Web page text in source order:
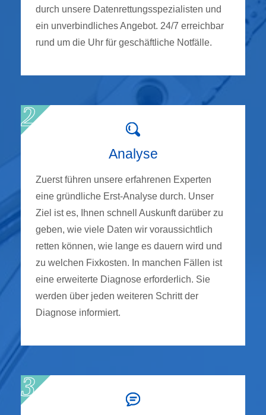
durch unsere Datenrettungsspezialisten und
ein unverbindliches Angebot. 24/7 erreichbar
rund um die Uhr für geschäftliche Notfälle.
Analyse
Zuerst führen unsere erfahrenen Experten
eine gründliche Erst-Analyse durch. Unser
Ziel ist es, Ihnen schnell Auskunft darüber zu
geben, wie viele Daten wir voraussichtlich
retten können, wie lange es dauern wird und
zu welchen Fixkosten. In manchen Fällen ist
eine erweiterte Diagnose erforderlich. Sie
werden über jeden weiteren Schritt der
Diagnose informiert.